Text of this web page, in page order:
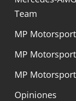
Team
MP
MP Motorsport
MP Motorsport
Opiniones